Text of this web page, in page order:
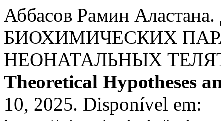
Аббасов Рамин
БИОХИМИЧЕСКИХ
НЕОНАТАЛЬНЫХ
Theoretical Hypotheses
10, 2025. Disponível em: